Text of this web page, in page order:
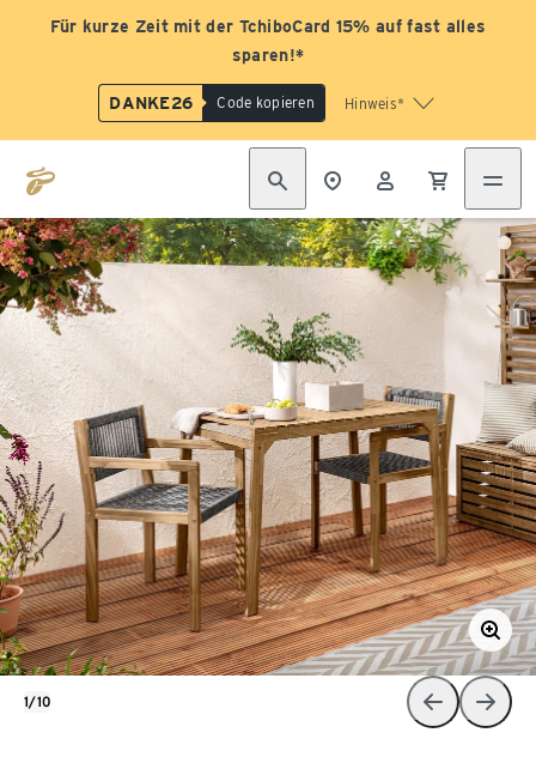
Für kurze Zeit mit der TchiboCard 15% auf fast alles
sparen!*
DANKE26 Code kopieren Hinweis*
1/10